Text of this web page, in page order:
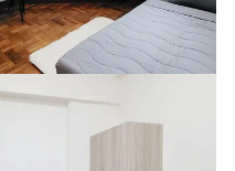
of Management。